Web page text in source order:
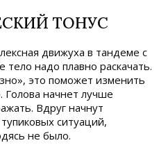
ТОНУС
движуха в тандеме с
надо плавно раскачать.
это поможет изменить
начнет лучше
Вдруг начнут
ситуаций,
не было.